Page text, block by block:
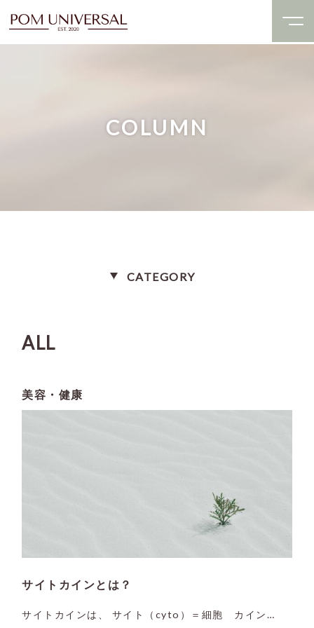
COLUMN
CATEGORY
ALL
美容・健康
サイトカインとは？
サイトカインは、 サイト（cyto）＝細胞 カイン…